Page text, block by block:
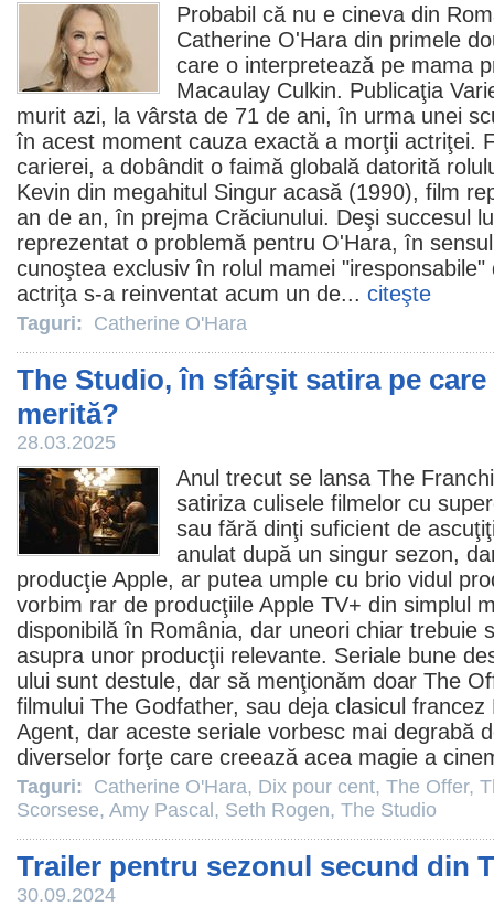
Probabil că nu e cineva din
Catherine O'Hara din primele
care o interpretează pe mama
Macaulay Culkin. Publicaţia
murit azi, la vârsta de 71 de ani, în urma unei
în acest moment cauza exactă a morţii actriţei.
carierei, a dobândit o faimă globală datorită
Kevin din megahitul Singur acasă (1990), film
an de an, în prejma Crăciunului. Deşi succesul
reprezentat o problemă pentru O'Hara, în
cunoştea exclusiv în rolul mamei
actriţa s-a reinventat acum un de... citeşte
Taguri: Catherine O'Hara
The Studio, în sfârşit satira pe
merită?
28.03.2025
Anul trecut se lansa The
satiriza culisele filmelor cu
sau fără dinţi suficient de
anulat după un singur sezon,
producţie Apple, ar putea umple cu brio vidul
vorbim rar de producţiile Apple TV+ din simplul
disponibilă în România, dar uneori chiar trebuie
asupra unor producţii relevante. Seriale bune
ului sunt destule, dar să menţionăm doar The
filmului The Godfather, sau deja clasicul francez
Agent, dar aceste seriale vorbesc mai degrabă
diverselor forţe care creează acea magie a
Taguri: Catherine O'Hara, Dix pour cent, The Offer,
Scorsese, Amy Pascal , Seth Rogen, The Studio
Trailer pentru sezonul secund din
30.09.2024